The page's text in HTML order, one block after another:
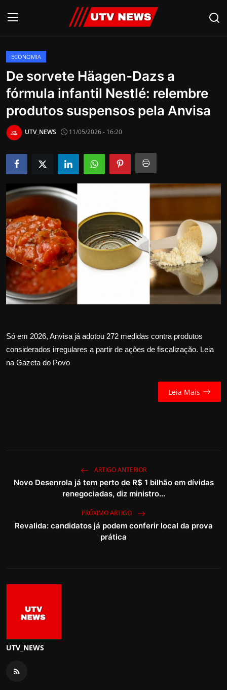
AO VIVO
PIRACICABA
CAMPINAS
LIMEIRA
ESPIRITO SANTO
Economia
Cultura
Internacional
APOIE
Educação
Política
Saúde
ECONOMIA
De sorvete Häagen-Dazs a
fórmula infantil Nestlé: relembre
produtos suspensos pela Anvisa
UTV_NEWS 11/05/2026 - 16:20
Só em 2026, Anvisa já adotou 272 medidas contra produtos
considerados irregulares a partir de ações de fiscalização. Leia
na Gazeta do Povo
Leia Mais
ARTIGO ANTERIOR
Novo Desenrola já tem perto de R$ 1 bilhão em dívidas
renegociadas, diz ministro...
PRÓXIMO ARTIGO
Revalida: candidatos já podem conferir local da prova
prática
UTV_NEWS